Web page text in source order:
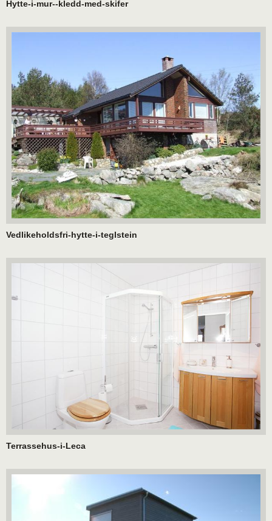
Hytte-i-mur--kledd-med-skifer
Vedlikeholdsfri-hytte-i-teglstein
Terrassehus-i-Leca